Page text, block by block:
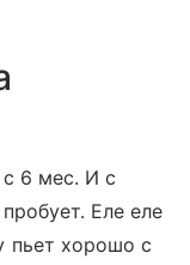
6 мес. И с
Еле еле
пьет хорошо с